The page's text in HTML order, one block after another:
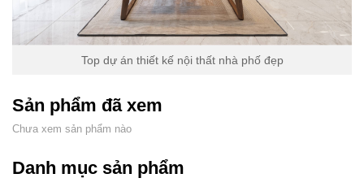
Top dự án thiết kế nội thất nhà phố đẹp
Sản phẩm đã xem
Chưa xem sản phẩm nào
Danh mục sản phẩm